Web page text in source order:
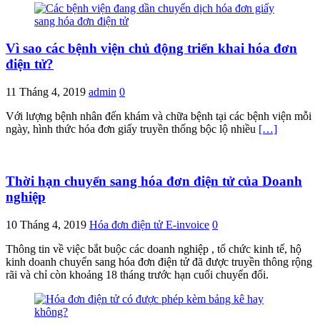
Vì sao các bệnh viện chủ động triển khai hóa đơn
điện tử?
11 Tháng 4, 2019 admin 0
Với lượng bệnh nhân đến khám và chữa bệnh tại các bệnh viện mỗi
ngày, hình thức hóa đơn giấy truyền thống bộc lộ nhiều […]
Thời hạn chuyển sang hóa đơn điện tử của Doanh
nghiệp
10 Tháng 4, 2019 Hóa đơn điện tử E-invoice 0
Thông tin về việc bắt buộc các doanh nghiệp , tổ chức kinh tế, hộ
kinh doanh chuyển sang hóa đơn điện tử đã được truyền thông rộng
rãi và chỉ còn khoảng 18 tháng trước hạn cuối chuyển đổi.